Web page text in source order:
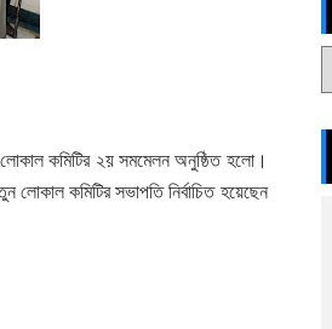
কমিটির ২য় সমমেলন অনুষ্ঠিত হলো।
কমিটির সভাপতি নির্বাচিত হয়েছেন